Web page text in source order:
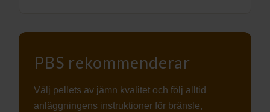
PBS rekommenderar
Välj pellets av jämn kvalitet och följ alltid
anläggningens instruktioner för bränsle,